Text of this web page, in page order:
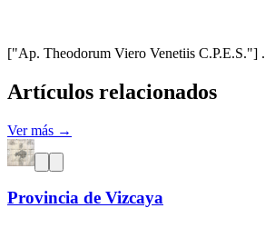
["Ap. Theodorum Viero Venetiis C.P.E.S."] .
Artículos relacionados
Ver más →
Provincia de Vizcaya